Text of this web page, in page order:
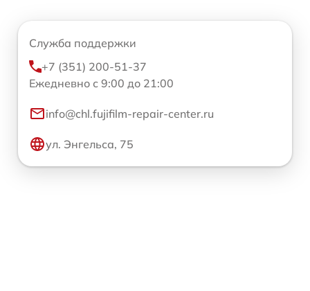
Служба поддержки
+7 (351) 200-51-37
Ежедневно с 9:00 до 21:00
info@chl.fujifilm-repair-center.ru
ул. Энгельса, 75